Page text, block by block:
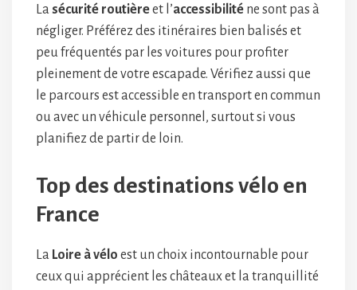
Lasécurité routièreet l’accessibilité ne sont pas à
négliger. Préférez des itinéraires bien balisés et
peu fréquentés par les voitures pour profiter
pleinement de votre escapade. Vérifiez aussi que
le parcours est accessible en transport en commun
ou avec un véhicule personnel, surtout si vous
planifiez de partir de loin.
Top des destinations vélo en
France
La Loire à vélo est un choix incontournable pour
ceux qui apprécient les châteaux et la tranquillité